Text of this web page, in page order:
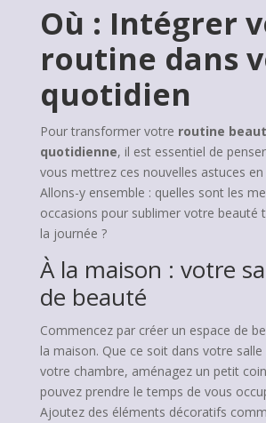
Où : Intégrer
routine dans
quotidien
Pour transformer votre routine
quotidienne, il est essentiel de
vous mettrez ces nouvelles astuces en
Allons-y ensemble : quelles sont les
occasions pour sublimer votre beauté
la journée ?
À la maison : votre
de beauté
Commencez par créer un espace de
la maison. Que ce soit dans votre
votre chambre, aménagez un petit
pouvez prendre le temps de vous
Ajoutez des éléments décoratifs